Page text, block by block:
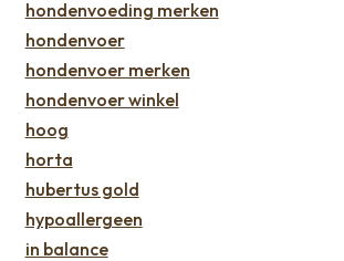
hondenvoeding merken
hondenvoer
hondenvoer merken
hondenvoer winkel
hoog
horta
hubertus gold
hypoallergeen
in balance